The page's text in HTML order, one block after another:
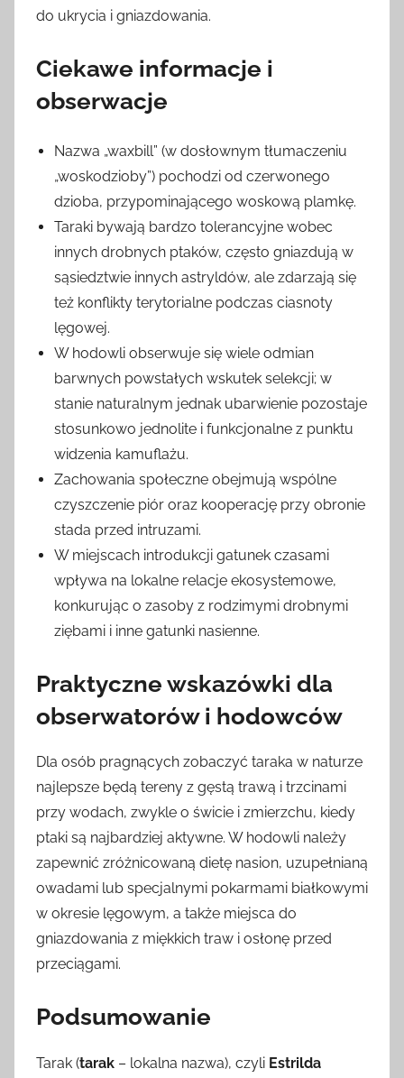
do ukrycia i gniazdowania.
Ciekawe informacje i
obserwacje
Nazwa „waxbill” (w dosłownym tłumaczeniu
„woskodzioby”) pochodzi od czerwonego
dzioba, przypominającego woskową plamkę.
Taraki bywają bardzo tolerancyjne wobec
innych drobnych ptaków, często gniazdują w
sąsiedztwie innych astryldów, ale zdarzają się
też konflikty terytorialne podczas ciasnoty
lęgowej.
W hodowli obserwuje się wiele odmian
barwnych powstałych wskutek selekcji; w
stanie naturalnym jednak ubarwienie pozostaje
stosunkowo jednolite i funkcjonalne z punktu
widzenia kamuflażu.
Zachowania społeczne obejmują wspólne
czyszczenie piór oraz kooperację przy obronie
stada przed intruzami.
W miejscach introdukcji gatunek czasami
wpływa na lokalne relacje ekosystemowe,
konkurując o zasoby z rodzimymi drobnymi
ziębami i inne gatunki nasienne.
Praktyczne wskazówki dla
obserwatorów i hodowców
Dla osób pragnących zobaczyć taraka w naturze
najlepsze będą tereny z gęstą trawą i trzcinami
przy wodach, zwykle o świcie i zmierzchu, kiedy
ptaki są najbardziej aktywne. W hodowli należy
zapewnić zróżnicowaną dietę nasion, uzupełnianą
owadami lub specjalnymi pokarmami białkowymi
w okresie lęgowym, a także miejsca do
gniazdowania z miękkich traw i osłonę przed
przeciągami.
Podsumowanie
Tarak (tarak – lokalna nazwa), czyli Estrilda